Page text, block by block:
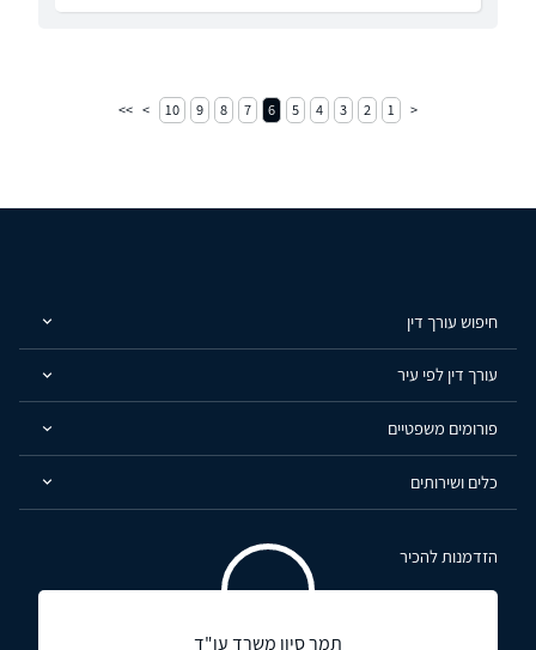
1
2
3
4
5
6
7
8
9
10
חיפוש עורך דין
עורך דין לפי עיר
פורומים משפטיים
כלים ושירותים
הזדמנות להכיר
תמר סיון משרד עו"ד